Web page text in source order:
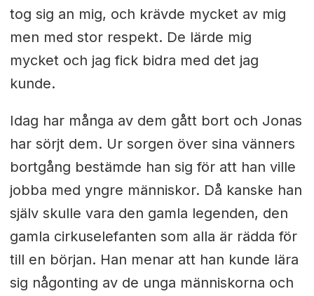
tog sig an mig, och krävde mycket av mig
men med stor respekt. De lärde mig
mycket och jag fick bidra med det jag
kunde.
Idag har många av dem gått bort och Jonas
har sörjt dem. Ur sorgen över sina vänners
bortgång bestämde han sig för att han ville
jobba med yngre människor. Då kanske han
själv skulle vara den gamla legenden, den
gamla cirkuselefanten som alla är rädda för
till en början. Han menar att han kunde lära
sig någonting av de unga människorna och